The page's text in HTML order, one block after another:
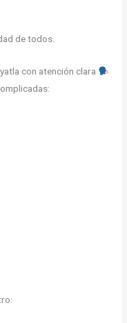
de todos.
con atención clara